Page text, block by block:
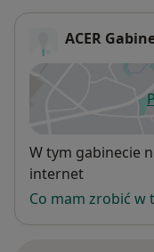
ACER
Dostępność
W tym gabinecie
internet
Co mam zrobić w